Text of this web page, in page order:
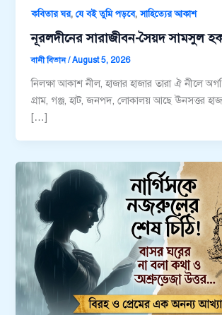
কবিতার ঘর,যে বই তুমি পড়বে,সাহিত্যের আকাশ
নূরলদীনের সারাজীবন-সৈয়দ সামসুল
বানী বিতান/August 5, 2026
নিলক্ষা আকাশ নীল, হাজার হাজার তারা ঐ নীলে
গ্রাম, গঞ্জ, হাট, জনপদ, লোকালয় আছে ঊনসত্তর
[…]